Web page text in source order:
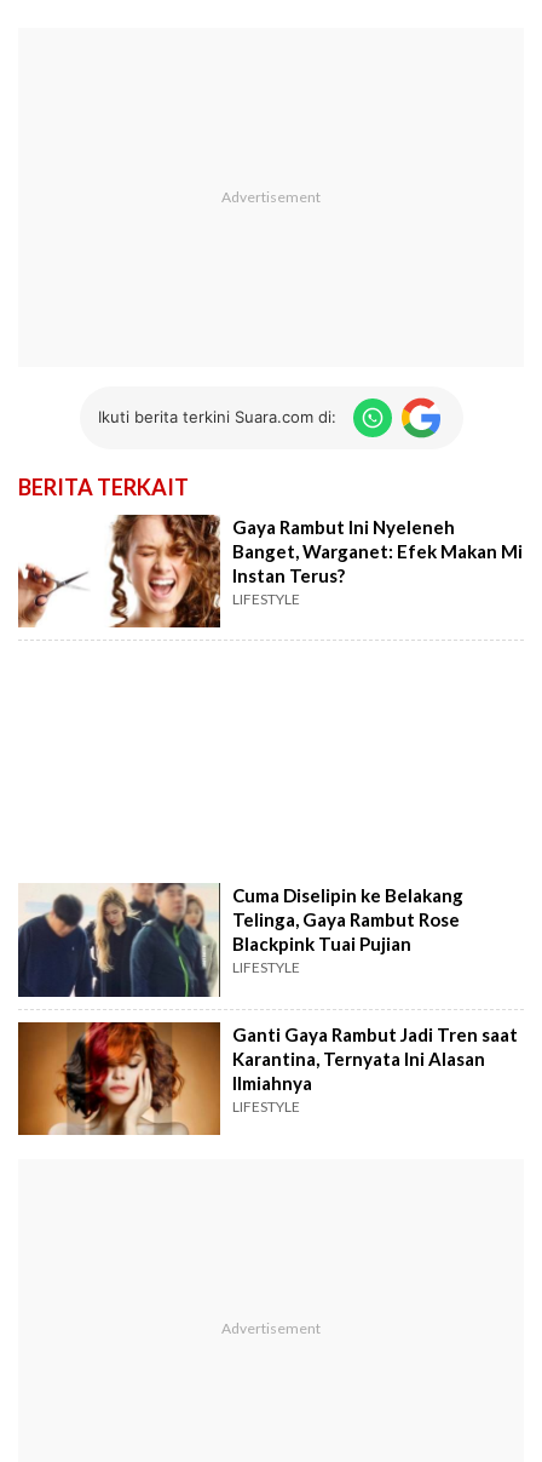
Ikuti berita terkini Suara.com di:
BERITA TERKAIT
Gaya Rambut Ini Nyeleneh
Banget, Warganet: Efek Makan Mi
Instan Terus?
LIFESTYLE
Cuma Diselipin ke Belakang
Telinga, Gaya Rambut Rose
Blackpink Tuai Pujian
LIFESTYLE
Ganti Gaya Rambut Jadi Tren saat
Karantina, Ternyata Ini Alasan
Ilmiahnya
LIFESTYLE